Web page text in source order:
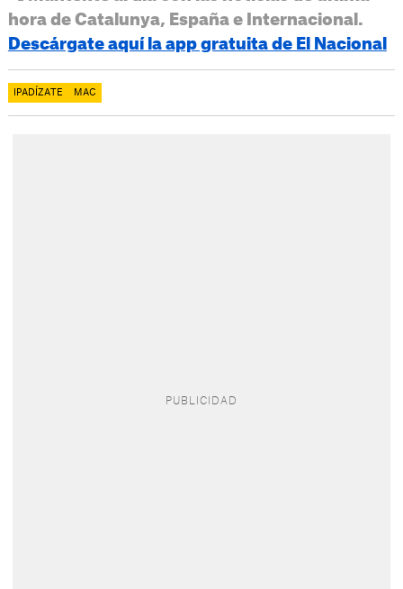
hora de Catalunya, España e Internacional.
Descárgate aquí la app gratuita de El Nacional
IPADÍZATE MAC